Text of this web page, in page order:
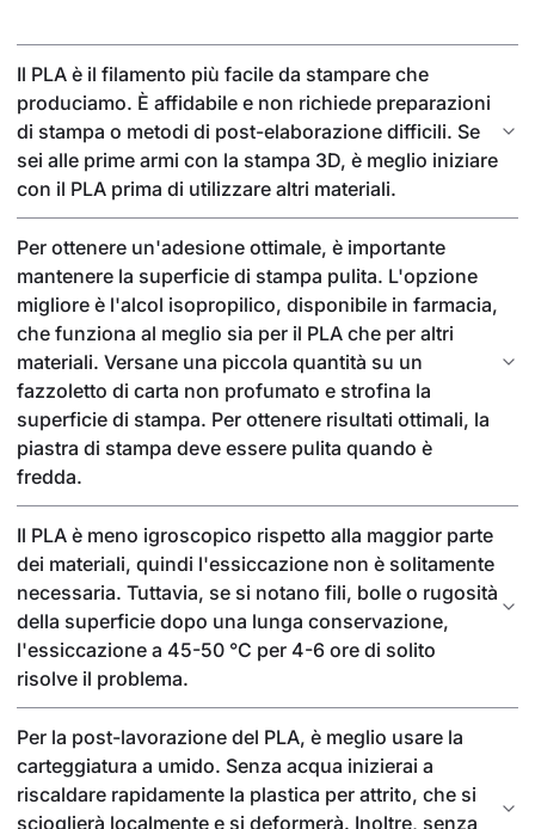
Il PLA è il filamento più facile da stampare che
produciamo. È affidabile e non richiede preparazioni
di stampa o metodi di post-elaborazione difficili. Se
sei alle prime armi con la stampa 3D, è meglio iniziare
con il PLA prima di utilizzare altri materiali.
Per ottenere un'adesione ottimale, è importante
mantenere la superficie di stampa pulita. L'opzione
migliore è l'alcol isopropilico, disponibile in farmacia,
che funziona al meglio sia per il PLA che per altri
materiali. Versane una piccola quantità su un
fazzoletto di carta non profumato e strofina la
superficie di stampa. Per ottenere risultati ottimali, la
piastra di stampa deve essere pulita quando è
fredda.
Il PLA è meno igroscopico rispetto alla maggior parte
dei materiali, quindi l'essiccazione non è solitamente
necessaria. Tuttavia, se si notano fili, bolle o rugosità
della superficie dopo una lunga conservazione,
l'essiccazione a 45-50 °C per 4-6 ore di solito
risolve il problema.
Per la post-lavorazione del PLA, è meglio usare la
carteggiatura a umido. Senza acqua inizierai a
riscaldare rapidamente la plastica per attrito, che si
scioglierà localmente e si deformerà. Inoltre, senza